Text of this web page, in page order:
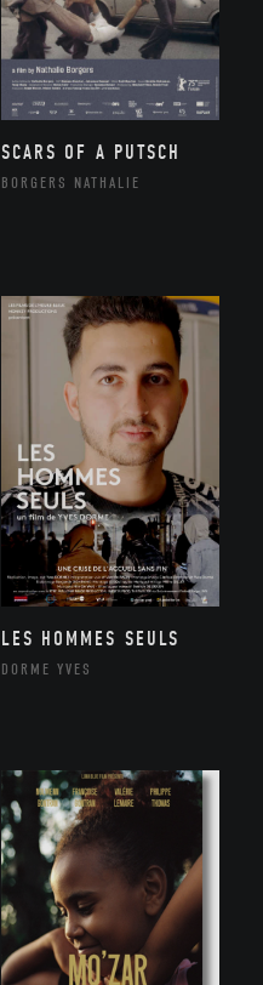
SCARS OF A PUTSCH
BORGERS NATHALIE
LES HOMMES SEULS
DORME YVES